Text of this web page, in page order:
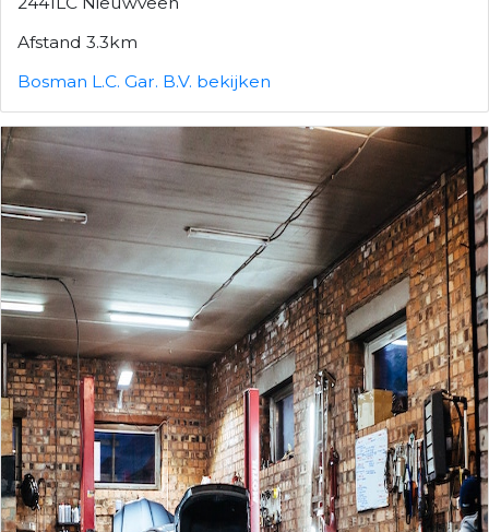
Afstand 3.3km
Bosman L.C. Gar. B.V. bekijken